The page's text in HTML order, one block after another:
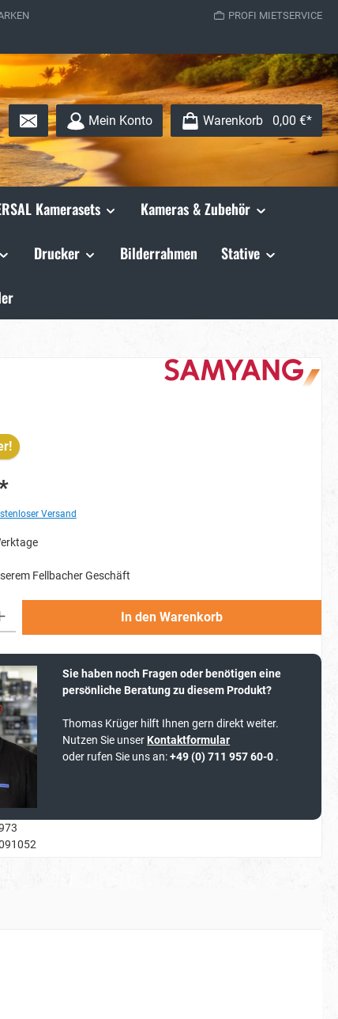
PROFI MIETSERVICE
Mein Konto Warenkorb 0,00 €*
Kamerasets Kameras & Zubehör
Drucker Bilderrahmen Stative
Versand
Fellbacher Geschäft
In den Warenkorb
Sie haben noch Fragen oder benötigen eine
persönliche Beratung zu diesem Produkt?
Thomas Krüger hilft Ihnen gern direkt weiter.
Nutzen Sie unser Kontaktformular
oder rufen Sie uns an:+49 (0) 711 957 60-0 .